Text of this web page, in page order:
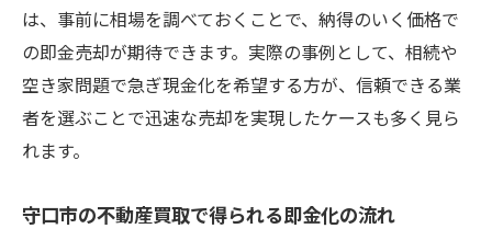
は、事前に相場を調べておくことで、納得のいく価格で
の即金売却が期待できます。実際の事例として、相続や
空き家問題で急ぎ現金化を希望する方が、信頼できる業
者を選ぶことで迅速な売却を実現したケースも多く見ら
れます。
守口市の不動産買取で得られる即金化の流れ